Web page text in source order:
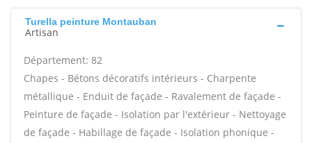
Turella peinture Montauban
Artisan
Département: 82
Chapes - Bétons décoratifs intérieurs - Charpente
métallique - Enduit de façade - Ravalement de façade -
Peinture de façade - Isolation par l'extérieur - Nettoyage
de façade - Habillage de façade - Isolation phonique -